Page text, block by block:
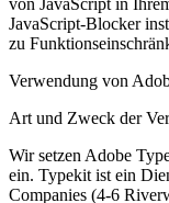
von JavaScript in
JavaScript-Blocker
zu
Verwendung von
Art und Zweck der
Wir setzen Adobe
ein. Typekit ist ein
Companies (4-6